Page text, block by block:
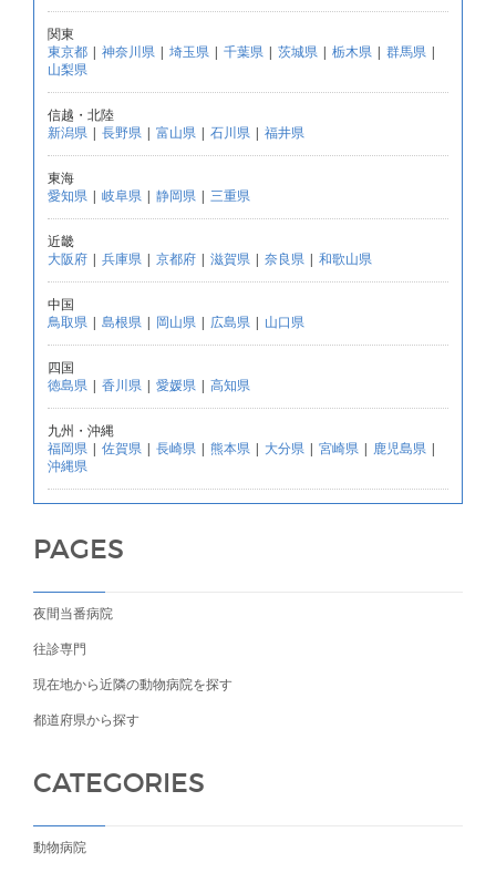
関東
東京都 | 神奈川県 | 埼玉県 | 千葉県 | 茨城県 | 栃木県 | 群馬県 |
山梨県
信越・北陸
新潟県 | 長野県 | 富山県 | 石川県 | 福井県
東海
愛知県 | 岐阜県 | 静岡県 | 三重県
近畿
大阪府 | 兵庫県 | 京都府 | 滋賀県 | 奈良県 | 和歌山県
中国
鳥取県 | 島根県 | 岡山県 | 広島県 | 山口県
四国
徳島県 | 香川県 | 愛媛県 | 高知県
九州・沖縄
福岡県 | 佐賀県 | 長崎県 | 熊本県 | 大分県 | 宮崎県 | 鹿児島県 |
沖縄県
PAGES
夜間当番病院
往診専門
現在地から近隣の動物病院を探す
都道府県から探す
CATEGORIES
動物病院